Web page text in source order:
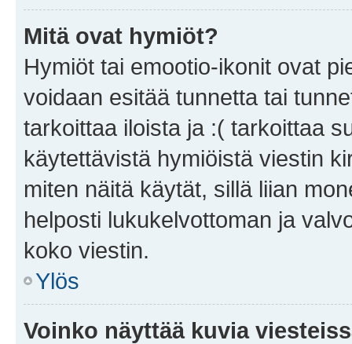
Mitä ovat hymiöt?
Hymiöt tai emootio-ikonit ovat
voidaan esitää tunnetta tai
tarkoittaa iloista ja :( tarkoittaa
käytettävistä hymiöistä viestin
miten näitä käytät, sillä liian
helposti lukukelvottoman ja
koko viestin.
Ylös
Voinko näyttää kuvia